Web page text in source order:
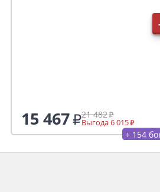
15 467 21 482
Выгода 6 015
+ 154